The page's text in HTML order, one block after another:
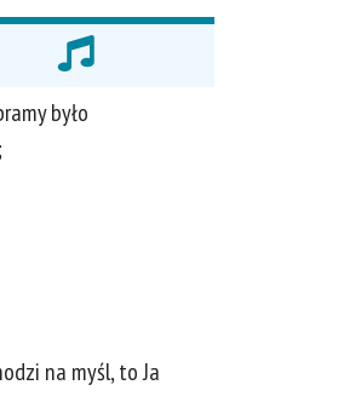
było
na myśl, to Ja